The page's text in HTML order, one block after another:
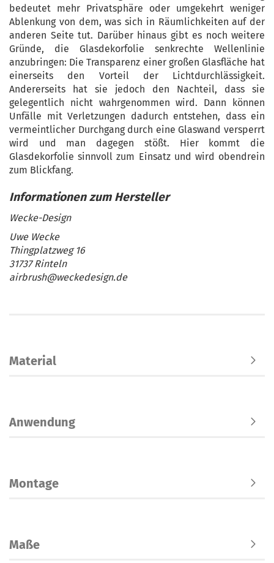
bedeutet mehr Privatsphäre oder umgekehrt weniger
Ablenkung von dem, was sich in Räumlichkeiten auf der
anderen Seite tut. Darüber hinaus gibt es noch weitere
Gründe, die Glasdekorfolie senkrechte Wellenlinie
anzubringen: Die Transparenz einer großen Glasfläche hat
einerseits den Vorteil der Lichtdurchlässigkeit.
Andererseits hat sie jedoch den Nachteil, dass sie
gelegentlich nicht wahrgenommen wird. Dann können
Unfälle mit Verletzungen dadurch entstehen, dass ein
vermeintlicher Durchgang durch eine Glaswand versperrt
wird und man dagegen stößt. Hier kommt die
Glasdekorfolie sinnvoll zum Einsatz und wird obendrein
zum Blickfang.
Wecke-Design
Uwe Wecke
Thingplatzweg 16
31737 Rinteln
airbrush@weckedesign.de
Material
Anwendung
Montage
Maße